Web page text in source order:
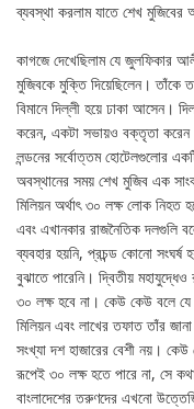
ব্যবস্থা করলাম যাতে শেখ মুজিবের
কাগজে দেখেছিলাম যে জুলফিকার
মুজিবকে মুক্তি দিয়েছিলেন। তাঁকে
বিমানে দিল্লী হয়ে ঢাকা আসেন।
করেন, একটা সভায়ও বক্তৃতা করেন।
লন্ডনের সর্বোত্তম হোটেলগুলোর
অবস্থানের সময় শেখ মুজিব এক
মিলিয়ন অর্থাৎ ৩০ লক্ষ লোক
এবং এখানকার রাজনৈতিক দলগুলি
ব্যবহার হয়নি, প্রচন্ড কোনো
বুঝাতে পারেনি। দ্বিতীয়
৩০ লক্ষ হবে না। কেউ কেউ বলে যে
মিলিয়ন এবং লাখের তফাত তাঁর
সংখ্যা দশ হাজারের বেশী নয়।
রূপেই ৩০ লক্ষ হতে পারে না, সে
বাংলাদেশের তরুণদের এখনো